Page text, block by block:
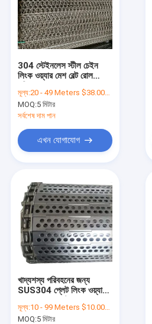
304 স্টেইনলেস স্টীল চেইন
লিংক ওয়্যার মেশ বেল্ট রোল
মূল্য:20 - 49 Meters $38.00， 50 - 199 Meters $36.80， >=200 Meters $36.00
MOQ:5 মিটার
সর্বশেষ দাম পান
এখন যোগাযোগ
খাদ্যশস্য পরিবহনের জন্য
SUS304 প্লেট লিংক ওয়্যার
মূল্য:10 - 99 Meters $10.00， 100 - 299 Meters $9.70， >=300 Meters $9.30
MOQ:5 মিটার